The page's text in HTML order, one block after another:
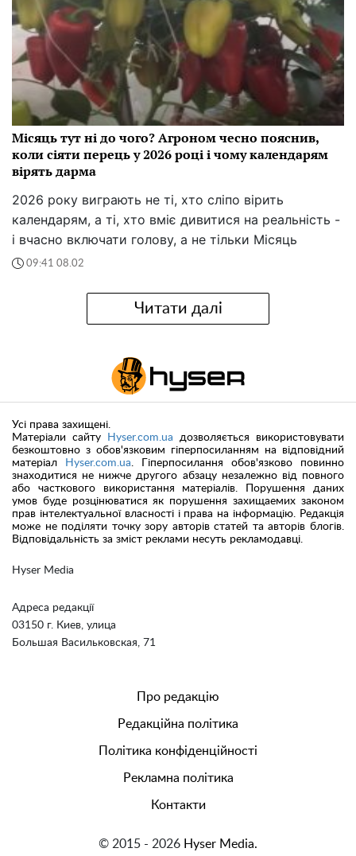
Місяць тут ні до чого? Агроном чесно пояснив,
коли сіяти перець у 2026 році і чому календарям
вірять дарма
2026 року виграють не ті, хто сліпо вірить
календарям, а ті, хто вміє дивитися на реальність -
і вчасно включати голову, а не тільки Місяць
09:41 08.02
Читати далі
Hyser Media
Адреса редакції
03150 г. Киев, улица
Большая Васильковская, 71
Усі права захищені.
Матеріали сайту
Hyser.com.ua дозволяється використовувати
безкоштовно з обов'язковим гіперпосиланням на відповідний
матеріал
Hyser.com.ua. Гіперпосилання обов'язково повинно
знаходитися не нижче другого абзацу незалежно від повного
або часткового використання матеріалів. Порушення даних
умов буде розцінюватися як порушення захищаемих законом
прав інтелектуальної власності і права на інформацію. Редакція
може не поділяти точку зору авторів статей та авторів блогів.
Відповідальність за зміст реклами несуть рекламодавці.
Про редакцію
Редакційна політика
Політика конфіденційності
Рекламна політика
Контакти
© 2015 - 2026 Hyser Media.